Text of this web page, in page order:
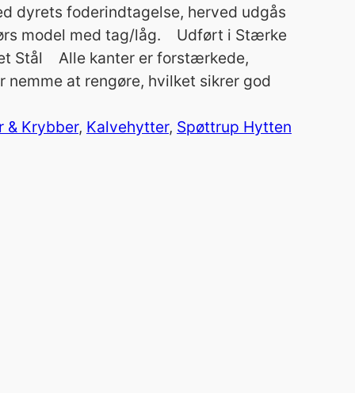
dyrets foderindtagelse, herved udgås
model med tag/låg. Udført i Stærke
Stål Alle kanter er forstærkede,
at rengøre, hvilket sikrer god
& Krybber, Kalvehytter, Spøttrup Hytten